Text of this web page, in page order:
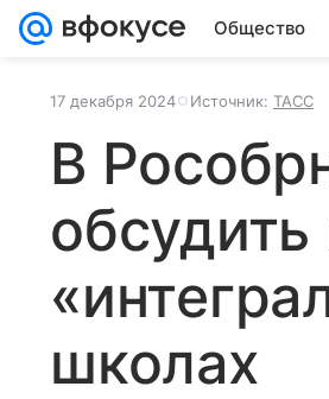
Общество
17 декабря 2024 Источник: ТАСС
В
школах